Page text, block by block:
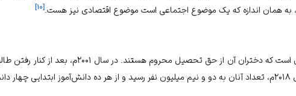
به همان اندازه که یک موضوع اجتماعی است موضوع اقتصادی نیز هست. [۱۰]
افغانستان تنها کشوری است که دختران آن از حق